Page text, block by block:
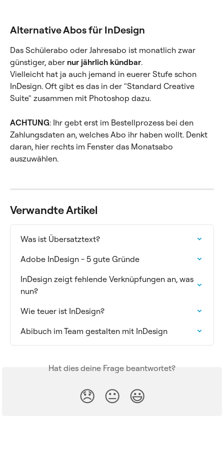
Alternative Abos für InDesign
Das Schülerabo oder Jahresabo ist monatlich zwar
günstiger, aber nur jährlich kündbar.
Vielleicht hat ja auch jemand in euerer Stufe schon
InDesign. Oft gibt es das in der "Standard Creative
Suite" zusammen mit Photoshop dazu.
ACHTUNG: Ihr gebt erst im Bestellprozess bei den
Zahlungsdaten an, welches Abo ihr haben wollt. Denkt
daran, hier rechts im Fenster das Monatsabo
auszuwählen.
Verwandte Artikel
Was ist Übersatztext?
Adobe InDesign - 5 gute Gründe
InDesign zeigt fehlende Verknüpfungen an, was
nun?
Wie teuer ist InDesign?
Abibuch im Team gestalten mit InDesign
Hat dies deine Frage beantwortet?
😞 😐 😃